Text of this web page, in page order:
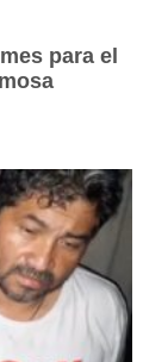
para el